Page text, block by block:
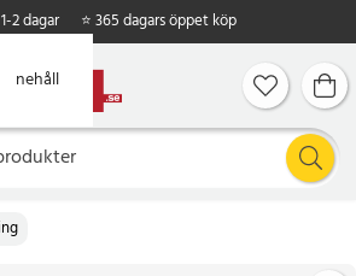
2 dagar ⭐ 365 dagars öppet köp